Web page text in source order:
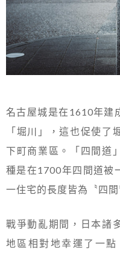
名古屋城是在1610年建
「堀川」，這也促使了
下町商業區。「四間道
種是在1700年四間道被
一住宅的長度皆為〝四
戰爭動亂期間，日本諸
地區相對地幸運了一